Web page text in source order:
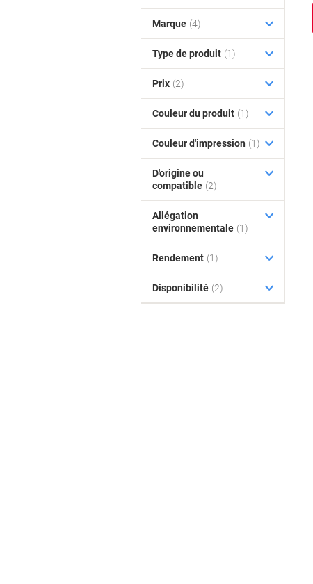
Marque (4)
Type de produit (1)
Prix (2)
Couleur du produit (1)
Couleur d'impression (1)
D'origine ou
compatible (2)
Allégation
environnementale (1)
Rendement (1)
Disponibilité (2)